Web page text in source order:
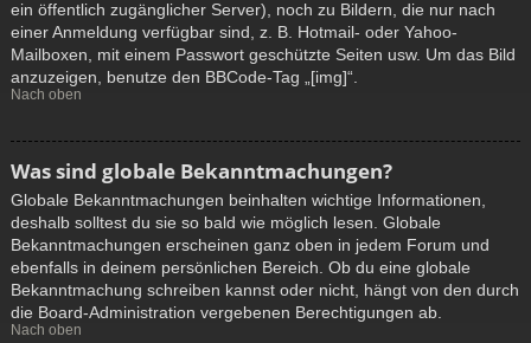
ein öffentlich zugänglicher Server), noch zu Bildern, die nur nach
einer Anmeldung verfügbar sind, z. B. Hotmail- oder Yahoo-
Mailboxen, mit einem Passwort geschützte Seiten usw. Um das Bild
anzuzeigen, benutze den BBCode-Tag „[img]“.
Nach oben
Was sind globale Bekanntmachungen?
Globale Bekanntmachungen beinhalten wichtige Informationen,
deshalb solltest du sie so bald wie möglich lesen. Globale
Bekanntmachungen erscheinen ganz oben in jedem Forum und
ebenfalls in deinem persönlichen Bereich. Ob du eine globale
Bekanntmachung schreiben kannst oder nicht, hängt von den durch
die Board-Administration vergebenen Berechtigungen ab.
Nach oben